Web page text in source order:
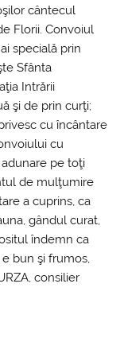
cântecul
Florii. Convoiul
specială prin
Sfânta
Intrării
şi de prin curţi;
cu încântare
cu
adunare pe toţi
de mulţumire
a cuprins, ca
gândul curat,
îndemn ca
bun şi frumos,
consilier